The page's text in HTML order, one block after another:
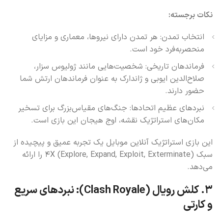
نکات برجسته:
انتخاب تمدن: هر تمدن دارای نیروها، معماری و مزایای
منحصربه‌فرد خود است.
فرماندهان تاریخی: شخصیت‌هایی مانند ژولیوس سزار،
صلاح‌الدین ایوبی و ژاندارک به عنوان فرماندهان ارتش شما
حضور دارند.
نبردهای عظیم اتحادها: جنگ‌های مقیاس‌بزرگ برای تسخیر
مکان‌های استراتژیک نقشه، اوج هیجان این بازی است.
این بازی استراتژیک آنلاین موبایل یک تجربه عمیق و پیچیده از
سبک 4X (Explore, Expand, Exploit, Exterminate) را ارائه
می‌دهد.
۳. کلش رویال (Clash Royale): نبردهای سریع
و کارتی